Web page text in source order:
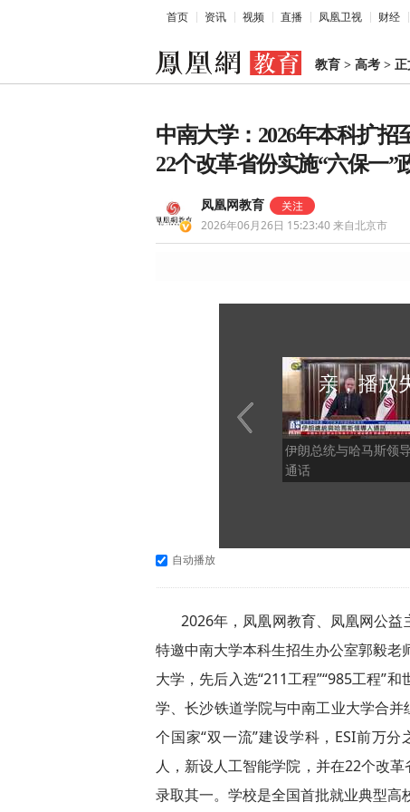
首页 资讯 视频 直播 凤凰卫视 财经
教育 > 高考 > 正
中南大学：2026年本科扩招
22个改革省份实施“六保一”
凤凰网教育
2026年06月26日 15:23:40来自北京市
亲，播放
伊朗总统与哈马斯领
通话
自动播放
2026年，凤凰网教育、凤凰网公益
特邀中南大学本科生招生办公室郭毅
大学，先后入选“211工程”“985工程”
学、长沙铁道学院与中南工业大学合
个国家“双一流”建设学科，ESI前万
人，新设人工智能学院，并在22个改
录取其一。学校是全国首批就业典型高